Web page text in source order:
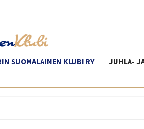
SUOMALAINEN KLUBI RY JUHLA-